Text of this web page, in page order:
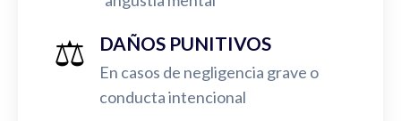
⚖️ DAÑOS PUNITIVOS
En casos de negligencia grave o
conducta intencional